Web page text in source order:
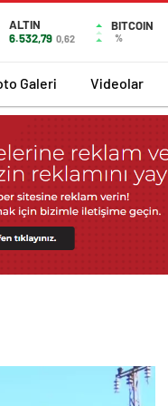
ALTIN
6.532,79 0,62
BITCOIN
%
Galeri Videolar